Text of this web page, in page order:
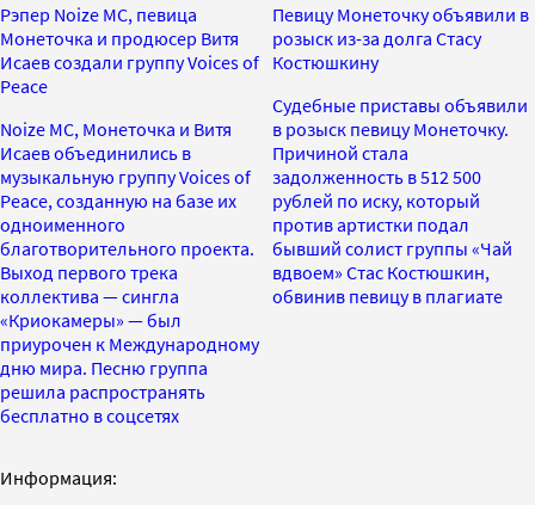
Рэпер Noize MC, певица
Монеточка и продюсер Витя
Исаев создали группу Voices of
Peace
Noize MC, Монеточка и Витя
Исаев объединились в
музыкальную группу Voices of
Peace, созданную на базе их
одноименного
благотворительного проекта.
Выход первого трека
коллектива — сингла
«Криокамеры» — был
приурочен к Международному
дню мира. Песню группа
решила распространять
бесплатно в соцсетях
Певицу Монеточку объявили в
розыск из-за долга Стасу
Костюшкину
Судебные приставы объявили
в розыск певицу Монеточку.
Причиной стала
задолженность в 512 500
рублей по иску, который
против артистки подал
бывший солист группы «Чай
вдвоем» Стас Костюшкин,
обвинив певицу в плагиате
Информация: